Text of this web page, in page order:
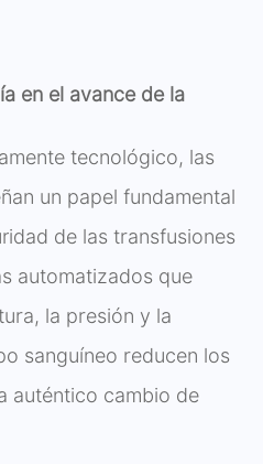
en el avance de la
tecnológico, las
un papel fundamental
de las transfusiones
automatizados que
la presión y la
sanguíneo reducen los
auténtico cambio de